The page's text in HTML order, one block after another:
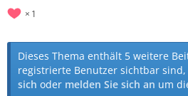
1
Dieses Thema enthält 5 weitere
registrierte Benutzer sichtbar
sich oder melden Sie sich an um